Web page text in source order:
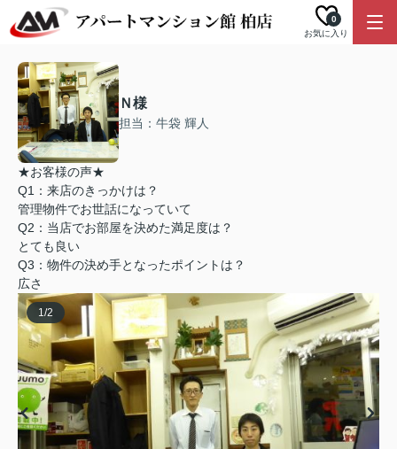
お気に入り
0
Ｎ様
担当：牛袋 輝人
★お客様の声★
Q1：来店のきっかけは？
管理物件でお世話になっていて
Q2：当店でお部屋を決めた満足度は？
とても良い
Q3：物件の決め手となったポイントは？
広さ
1/2